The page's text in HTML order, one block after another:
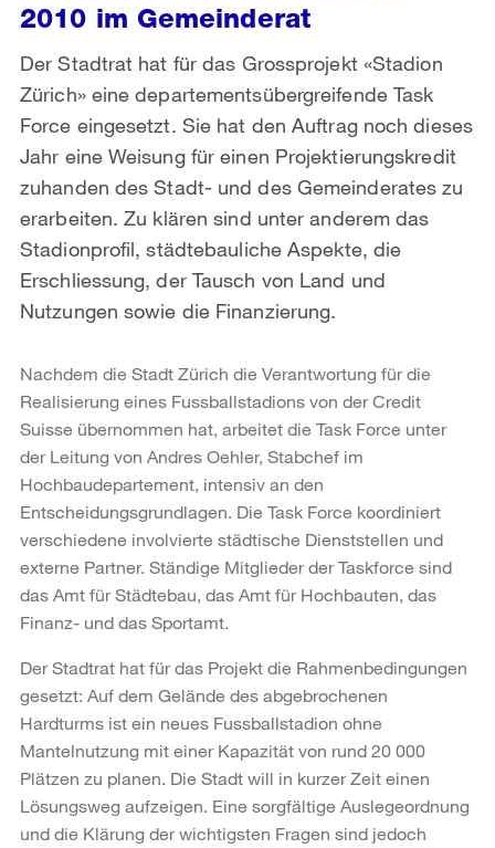
2010 im Gemeinderat
Der Stadtrat hat für das Grossprojekt «Stadion
Zürich» eine departementsübergreifende Task
Force eingesetzt. Sie hat den Auftrag noch dieses
Jahr eine Weisung für einen Projektierungskredit
zuhanden des Stadt- und des Gemeinderates zu
erarbeiten. Zu klären sind unter anderem das
Stadionprofil, städtebauliche Aspekte, die
Erschliessung, der Tausch von Land und
Nutzungen sowie die Finanzierung.
Nachdem die Stadt Zürich die Verantwortung für die
Realisierung eines Fussballstadions von der Credit
Suisse übernommen hat, arbeitet die Task Force unter
der Leitung von Andres Oehler, Stabchef im
Hochbaudepartement, intensiv an den
Entscheidungsgrundlagen. Die Task Force koordiniert
verschiedene involvierte städtische Dienststellen und
externe Partner. Ständige Mitglieder der Taskforce sind
das Amt für Städtebau, das Amt für Hochbauten, das
Finanz- und das Sportamt.
Der Stadtrat hat für das Projekt die Rahmenbedingungen
gesetzt: Auf dem Gelände des abgebrochenen
Hardturms ist ein neues Fussballstadion ohne
Mantelnutzung mit einer Kapazität von rund 20 000
Plätzen zu planen. Die Stadt will in kurzer Zeit einen
Lösungsweg aufzeigen. Eine sorgfältige Auslegeordnung
und die Klärung der wichtigsten Fragen sind jedoch